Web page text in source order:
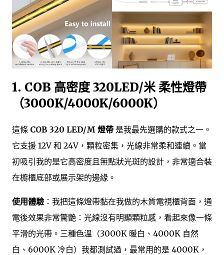
1. COB 高密度 320LED/米 柔性燈帶
（3000K/4000K/6000K）
這條 COB 320 LED/M 燈帶 是我最先選購的款式之一。
它支援 12V 和 24V，顆粒密集，光線非常柔和連續。當
初吸引我的是它高密度且無點狀光斑的設計，非常適合裝
在櫥櫃底部或展示架的邊緣。
使用體驗 ：我把這條燈帶黏在我做的木質電視櫃背面，通
電後效果非常驚艷：光線沒有明顯顆粒感，看起來像一條
平滑的光帶。三種色溫（3000K 暖白、4000K 自然
白、6000K 冷白）我都測試過，最常用的是 4000K，